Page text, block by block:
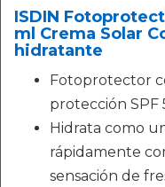
ISDIN
ml Crema Solar
hidratante
Fotoprotector
protección SPF
Hidrata como
rápidamente
sensación de